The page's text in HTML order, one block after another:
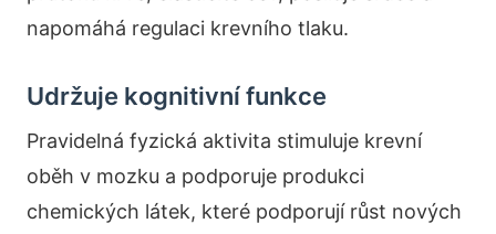
napomáhá regulaci krevního tlaku.
Udržuje kognitivní funkce
Pravidelná fyzická aktivita stimuluje krevní
oběh v mozku a podporuje produkci
chemických látek, které podporují růst nových